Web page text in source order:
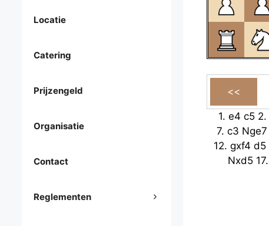
1. e4 c5 2.
7. c3 Nge7
12. gxf4 d5
Nxd5 17.
Locatie
Catering
Prijzengeld
Organisatie
Contact
Reglementen